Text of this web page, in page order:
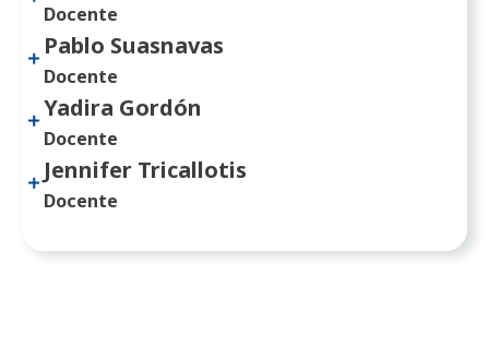
Docente
Pablo Suasnavas
Docente
Yadira Gordón
Docente
Jennifer Tricallotis
Docente